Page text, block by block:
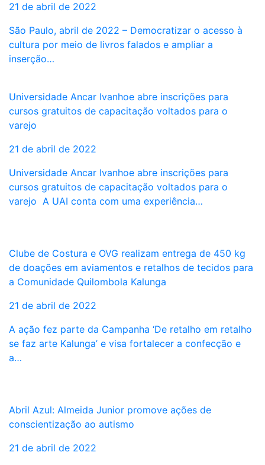
21 de abril de 2022
São Paulo, abril de 2022 – Democratizar o acesso à
cultura por meio de livros falados e ampliar a
inserção…
Universidade Ancar Ivanhoe abre inscrições para
cursos gratuitos de capacitação voltados para o
varejo
21 de abril de 2022
Universidade Ancar Ivanhoe abre inscrições para
cursos gratuitos de capacitação voltados para o
varejo A UAI conta com uma experiência…
Clube de Costura e OVG realizam entrega de 450 kg
de doações em aviamentos e retalhos de tecidos para
a Comunidade Quilombola Kalunga
21 de abril de 2022
A ação fez parte da Campanha ‘De retalho em retalho
se faz arte Kalunga’ e visa fortalecer a confecção e
a…
Abril Azul: Almeida Junior promove ações de
conscientização ao autismo
21 de abril de 2022